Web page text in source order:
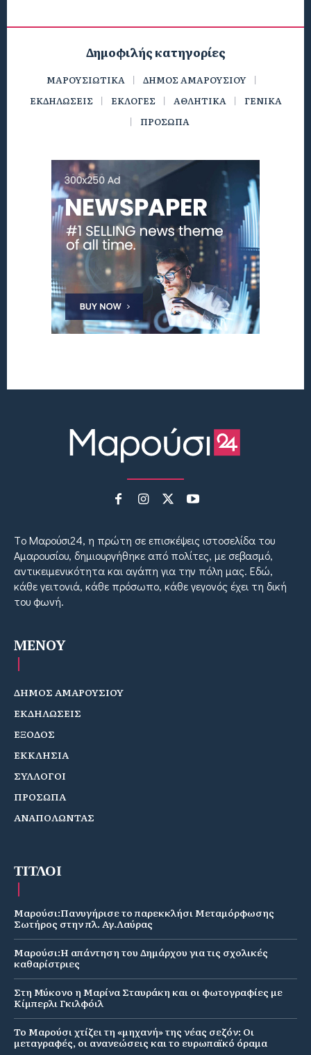
Δημοφιλής κατηγορίες
ΜΑΡΟΥΣΙΩΤΙΚΑ
ΔΗΜΟΣ ΑΜΑΡΟΥΣΙΟΥ
ΕΚΔΗΛΩΣΕΙΣ
ΕΚΛΟΓΕΣ ΑΘΛΗΤΙΚΑ
ΓΕΝΙΚΑ
ΠΡΟΣΩΠΑ
Tο Μαρούσι24, η πρώτη σε επισκέψεις ιστοσελίδα του
Αμαρουσίου, δημιουργήθηκε από πολίτες, με σεβασμό,
αντικειμενικότητα και αγάπη για την πόλη μας. Εδώ,
κάθε γειτονιά, κάθε πρόσωπο, κάθε γεγονός έχει τη δική
του φωνή.
MENOY
ΔΗΜΟΣ ΑΜΑΡΟΥΣΙΟΥ
ΕΚΔΗΛΩΣΕΙΣ
ΕΞΟΔΟΣ
ΕΚΚΛΗΣΙΑ
ΣΥΛΛΟΓΟΙ
ΠΡΟΣΩΠΑ
ΑΝΑΠΟΛΩΝΤΑΣ
ΤΙΤΛΟΙ
Μαρούσι:Πανυγήρισε το παρεκκλήσι Μεταμόρφωσης
Σωτήρος στην πλ. Αγ.Λαύρας
Μαρούσι:Η απάντηση του Δημάρχου για τις σχολικές
καθαρίστριες
Στη Μύκονο η Μαρίνα Σταυράκη και οι φωτογραφίες με
Κίμπερλι Γκιλφόιλ
Το Μαρούσι χτίζει τη «μηχανή» της νέας σεζόν: Οι
μεταγραφές, οι ανανεώσεις και το ευρωπαϊκό όραμα